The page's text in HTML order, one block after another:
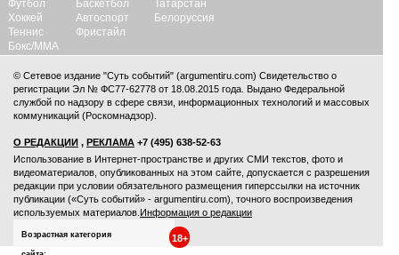
Футбол
Хоккей
Теннис
Бокс/ММА
Баскетбол
Автоспорт
Фристайл
Татарстан
Белоруссия
© Сетевое издание "Суть событий" (argumentiru.com) Свидетельство о
регистрации Эл № ФС77-62778 от 18.08.2015 года. Выдано Федеральной
службой по надзору в сфере связи, информационных технологий и массовых
коммуникаций (Роскомнадзор).
О РЕДАКЦИИ , РЕКЛАМА +7 (495) 638-52-63
Использование в Интернет-пространстве и других СМИ текстов, фото и
видеоматериалов, опубликованных на этом сайте, допускается с разрешения
редакции при условии обязательного размещения гиперссылки на источник
публикации («Суть событий» - argumentiru.com), точного воспроизведения
используемых материалов. Информация о редакции
Возрастная категория 18+